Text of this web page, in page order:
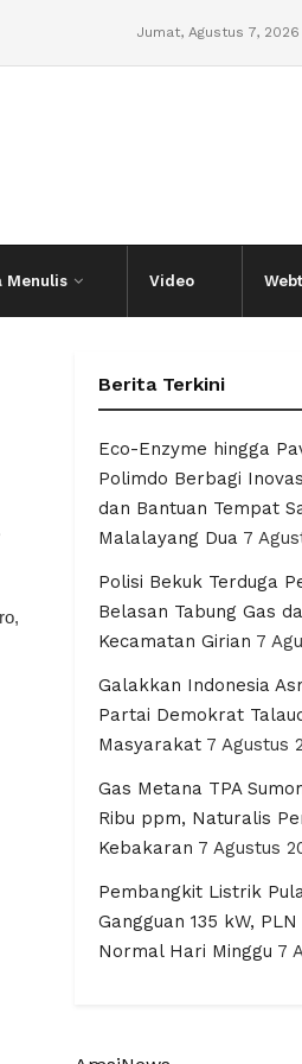
Jumat, Agustus 7, 2026
Menulis Video
Berita Terkini
Eco-Enzyme hingga
Polimdo Berbagi
dan Bantuan Tempat
Malalayang Dua 7
Polisi Bekuk Terduga
Belasan Tabung Gas
Kecamatan Girian 7
Galakkan Indonesia
Partai Demokrat
Masyarakat 7 Agustus
Gas Metana TPA
Ribu ppm, Naturalis
Kebakaran 7 Agustus
Pembangkit Listrik
Gangguan 135 kW,
Normal Hari Minggu 7